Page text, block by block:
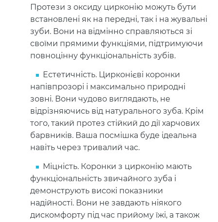
Протези з оксиду цирконію можуть бути
встановлені як на передні, так і на жувальні
зуби. Вони на відмінно справляються зі
своїми прямими функціями, підтримуючи
повноцінну функціональність зубів.
Естетичність. Цирконієві коронки
напівпрозорі і максимально природні
зовні. Вони чудово виглядають, не
відрізняючись від натурального зуба. Крім
того, такий протез стійкий до дії харчових
барвників. Ваша посмішка буде ідеальна
навіть через тривалий час.
Міцність. Коронки з цирконію мають
функціональність звичайного зуба і
демонструють високі показники
надійності. Вони не завдають ніякого
дискомфорту під час прийому їжі, а також